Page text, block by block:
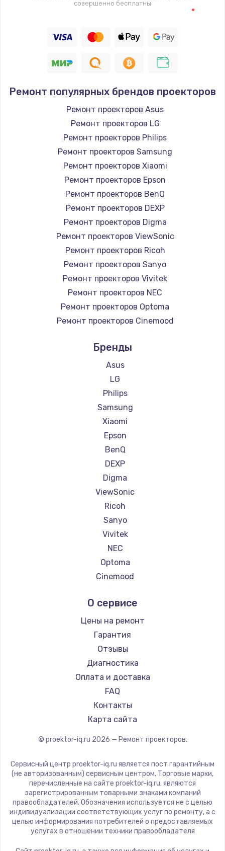
совершенно бесплатны
Ремонт популярных брендов проекторов
Ремонт проекторов Asus
Ремонт проекторов LG
Ремонт проекторов Philips
Ремонт проекторов Samsung
Ремонт проекторов Xiaomi
Ремонт проекторов Epson
Ремонт проекторов BenQ
Ремонт проекторов DEXP
Ремонт проекторов Digma
Ремонт проекторов ViewSonic
Ремонт проекторов Ricoh
Ремонт проекторов Sanyo
Ремонт проекторов Vivitek
Ремонт проекторов NEC
Ремонт проекторов Optoma
Ремонт проекторов Cinemood
Ремонт проекторов Barco
Ремонт проекторов Xgimi
Ремонт проекторов Canon
Ремонт проекторов JVC
Ремонт проекторов Casio
Ремонт проекторов Hiper
Ремонт проекторов HITACHI
Ремонт проекторов Panasonic
Ремонт проекторов Hisense
Бренды
Asus
LG
Philips
Samsung
Xiaomi
Epson
BenQ
DEXP
Digma
ViewSonic
Ricoh
Sanyo
Vivitek
NEC
Optoma
Cinemood
Barco
Xgimi
Canon
JVC
Casio
Hiper
HITACHI
Panasonic
Hisense
О сервисе
Цены на ремонт
Гарантия
Отзывы
Диагностика
Оплата и доставка
FAQ
Контакты
Карта сайта
© proektor-iq.ru 2026 — Ремонт проекторов.
Сервисный центр proektor-iq.ru является пост гарантийным
(не авторизованным) сервисным центром. Торговые марки,
перечисленные на сайте proektor-iq.ru, являются
зарегистрированным товарными знаками компаний
правообладателей. Обозначения используется не с целью
индивидуализации соответствующих услуг по ремонту, а с
целью информирования потребителей о предоставляемых
услугах в отношении техники правообладателя